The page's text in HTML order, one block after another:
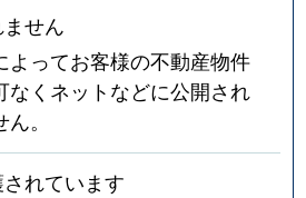
せん
よってお客様の不動産物件
なくネットなどに公開され
。
れています